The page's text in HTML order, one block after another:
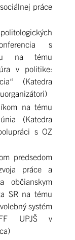
práce
s
na tému
v politike:
(Katedra
na tému
(Katedra
s OZ
predsedom
práce a
občianskym
SR na tému
systém
UPJŠ v